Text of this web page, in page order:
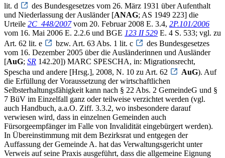
lit. d
des Bundesgesetzes vom 26. März 1931 über Aufenthalt
und Niederlassung der Ausländer [ANAG; AS 1949 223] die
Urteile 2C_448/2007vom 20. Februar 2008 E. 3.4, 2P.101/2006
vom 16. Mai 2006 E. 2.2.6 und BGE 123 II 529 E. 4 S. 533; vgl. zu
Art. 62 lit. e
bzw. Art. 63 Abs. 1 lit. c
des Bundesgesetzes
vom 16. Dezember 2005 über die Ausländerinnen und Ausländer
[AuG; SR 142.20]) MARC SPESCHA, in: Migrationsrecht,
Spescha und andere [Hrsg.], 2008, N. 10 zu Art. 62
AuG). Auf
die Erfüllung der Voraussetzung der wirtschaftlichen
Selbsterhaltungsfähigkeit kann nach § 22 Abs. 2 GemeindeG und §
7 BüV im Einzelfall ganz oder teilweise verzichtet werden (vgl.
auch Handbuch, a.a.O. Ziff. 3.3.2, wo insbesondere darauf
verwiesen wird, dass in einzelnen Gemeinden auch
Fürsorgeempfänger im Falle von Invalidität eingebürgert werden).
In Übereinstimmung mit dem Bezirksrat und entgegen der
Auffassung der Gemeinde A. hat das Verwaltungsgericht unter
Verweis auf seine Praxis ausgeführt, dass die allgemeine Eignung